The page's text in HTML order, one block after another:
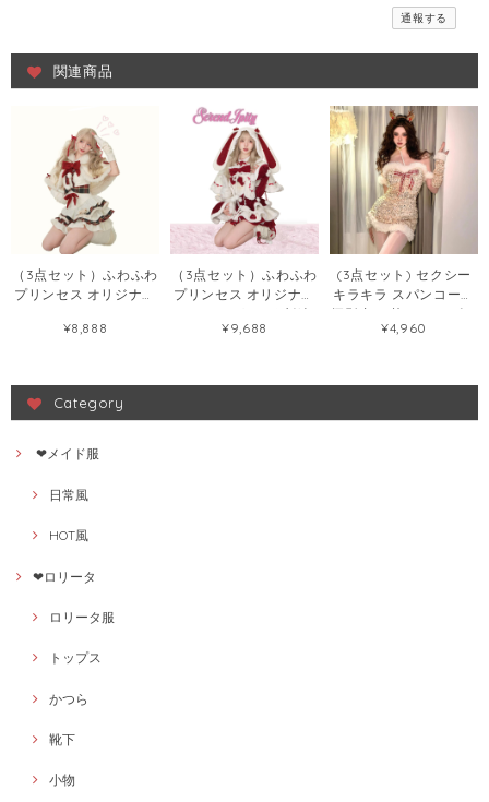
通報する
関連商品
（3点セット）ふわふわ
プリンセス オリジナル
ック柄 ワンピース
¥8,888
（3点セット）ふわふわ
プリンセス オリジナル
ロリータ うさぎ 刺繍
ワンピース121721904
¥9,688
(3点セット) セクシー
キラキラ スパンコール
摄影 切り替え ワンピー
ス126093141
¥4,960
Category
❤メイド服
日常風
HOT風
❤ロリータ
ロリータ服
トップス
かつら
靴下
小物